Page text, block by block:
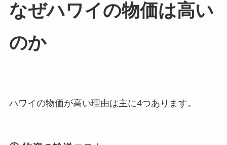
なぜハワイの物価は高い
のか
ハワイの物価が高い理由は主に4つあります。